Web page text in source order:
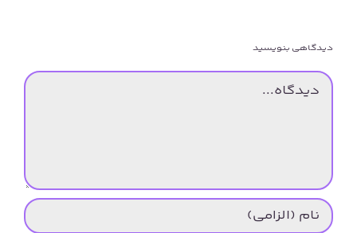
دیدگاهی بنویسید
دیدگاه